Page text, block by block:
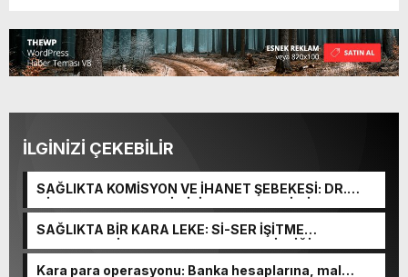
İLGİNİZİ ÇEKEBİLİR
SAĞLIKTA KOMİSYON VE İHANET ŞEBEKESİ: DR.
NİHAT URUÇ VE SEMİH İŞİTME MERKEZİ’NİN SGK
VURGUNU!
SAĞLIKTA BİR KARA LEKE: Sİ-SER İŞİTME
MERKEZLERİ VE MODERN UMUT TACİRLİĞİ
Kara para operasyonu: Banka hesaplarına, mal